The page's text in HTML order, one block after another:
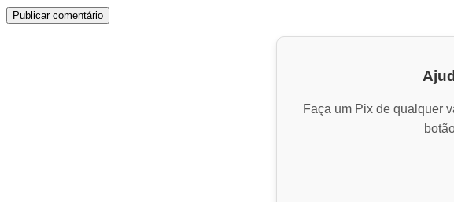
Faça um Pix de qualquer